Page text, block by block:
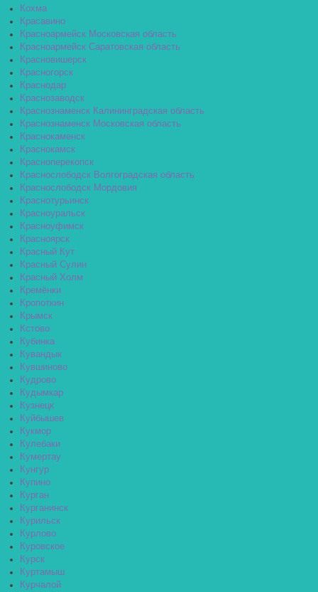
Кохма
Красавино
Красноармейск Московская область
Красноармейск Саратовская область
Красновишерск
Красногорск
Краснодар
Краснозаводск
Краснознаменск Калининградская область
Краснознаменск Московская область
Краснокаменск
Краснокамск
Красноперекопск
Краснослободск Волгоградская область
Краснослободск Мордовия
Краснотурьинск
Красноуральск
Красноуфимск
Красноярск
Красный Кут
Красный Сулин
Красный Холм
Кремёнки
Кропоткин
Крымск
Кстово
Кубинка
Кувандык
Кувшиново
Кудрово
Кудымкар
Кузнецк
Куйбышев
Кукмор
Кулебаки
Кумертау
Кунгур
Купино
Курган
Курганинск
Курильск
Курлово
Куровское
Курск
Куртамыш
Курчалой